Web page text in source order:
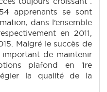
apprenants se sont
dans l’ensemble
en 2011,
Malgré le succès de
de maintenir
plafond en 1re
la qualité de la